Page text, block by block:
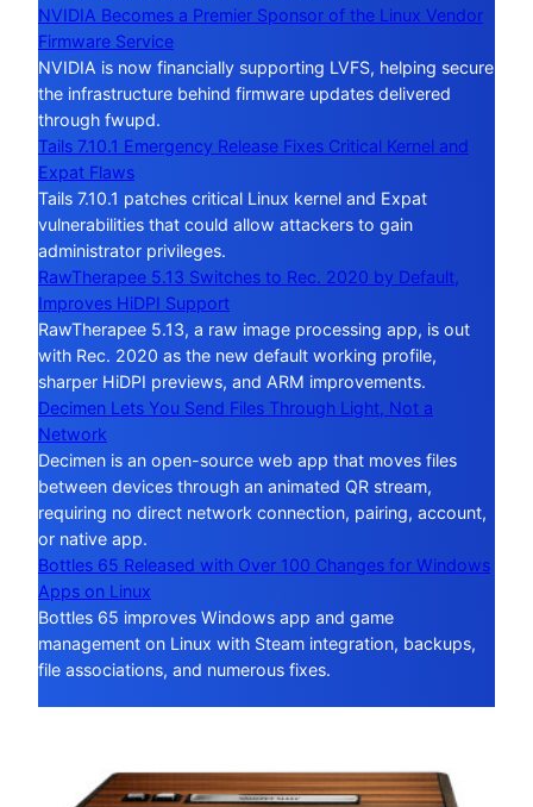
NVIDIA Becomes a Premier Sponsor of the Linux Vendor
Firmware Service
NVIDIA is now financially supporting LVFS, helping secure
the infrastructure behind firmware updates delivered
through fwupd.
Tails 7.10.1 Emergency Release Fixes Critical Kernel and
Expat Flaws
Tails 7.10.1 patches critical Linux kernel and Expat
vulnerabilities that could allow attackers to gain
administrator privileges.
RawTherapee 5.13 Switches to Rec. 2020 by Default,
Improves HiDPI Support
RawTherapee 5.13, a raw image processing app, is out
with Rec. 2020 as the new default working profile,
sharper HiDPI previews, and ARM improvements.
Decimen Lets You Send Files Through Light, Not a
Network
Decimen is an open-source web app that moves files
between devices through an animated QR stream,
requiring no direct network connection, pairing, account,
or native app.
Bottles 65 Released with Over 100 Changes for Windows
Apps on Linux
Bottles 65 improves Windows app and game
management on Linux with Steam integration, backups,
file associations, and numerous fixes.